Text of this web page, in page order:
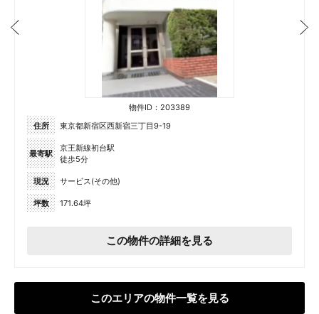
物件ID：203389
住所
東京都新宿区西新宿三丁目9-19
最寄駅
京王新線初台駅
徒歩5分
現況 サービス(その他)
坪数 171.64坪
この物件の詳細を見る
このエリアの物件一覧を見る